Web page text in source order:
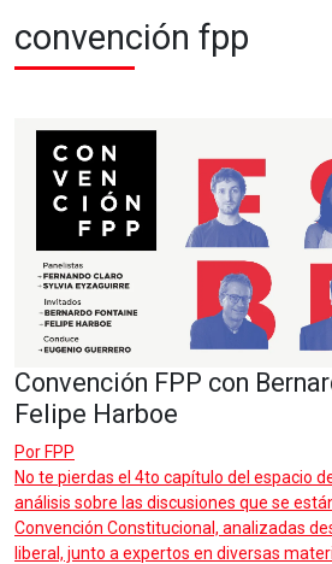
convención fpp
Convención FPP con
Felipe Harboe
Por FPP
No te pierdas el 4to capítulo del espacio
análisis sobre las discusiones que se
Convención Constitucional, analizadas
liberal, junto a expertos en diversas